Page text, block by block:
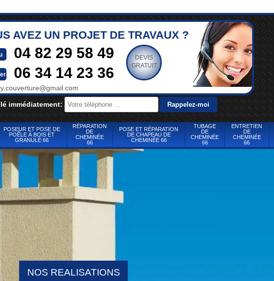
AVEZ UN PROJET DE TRAVAUX ?
04 82 29 58 49
06 34 14 23 36
DEVIS
GRATUIT
immédiatement:
POSEUR ET POSE DE
POÊLE À BOIS ET
GRANULÉ 66
RÉPARATION
DE
CHEMINÉE
66
POSE ET RÉPARATION
DE CHAPEAU DE
CHEMINÉE 66
TUBAGE
DE
CHEMINÉE
66
ENTRETIEN
DE
CHEMINÉE
66
NOS REALISATIONS